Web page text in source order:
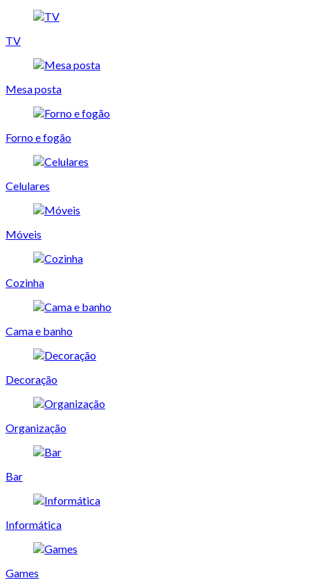
TV
Mesa posta
Forno e fogão
Celulares
Móveis
Cozinha
Cama e banho
Decoração
Organização
Bar
Informática
Games